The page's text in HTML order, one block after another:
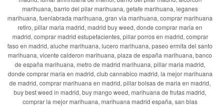
marihuana, barrio del pilar marihuana, getafe marihuana, leganes
marihuana, fuenlabrada marihuana, gran via marihuana, comprar marihuana
retiro, pillar maria madrid, madrid buy weed, donde comprar maria en
madrid, comprar madrid estupefacientes, pillar porros en madrid, comprar
faso en madrid, aluche marihuana, lucero marihuana, paseo ermita del santo
marihuana, vicente calderon marihuana, plaza de españa marihuana, banco
de españa marihuana, metro de madrid marihuana, pillar maria madrid,
donde comprar maria en madrid, club cannabico madrid, la mejor marihuana
de madrid, comprar marihuana en madrid, pillar bolsas de maria en madrid,
buy best weed in madrid, buy mango weed, marihuana de frutas madrid,
comprar la mejor marihuana, marihuana madrid españa, san blas